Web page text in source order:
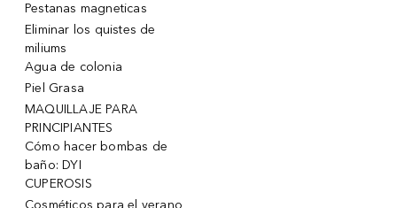
Pestanas magneticas
Eliminar los quistes de
miliums
Agua de colonia
Piel Grasa
MAQUILLAJE PARA
PRINCIPIANTES
Cómo hacer bombas de
baño: DYI
CUPEROSIS